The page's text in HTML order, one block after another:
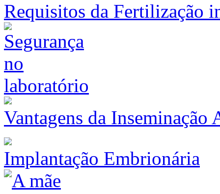
Requisitos da Fertilização
Vantagens da
Implantação Embrionária